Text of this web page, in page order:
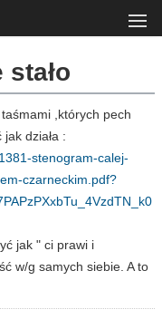
,których pech
działa :
stenogram-calej-
czarneckim.pdf?
jak " ci prawi i
w/g samych siebie. A to